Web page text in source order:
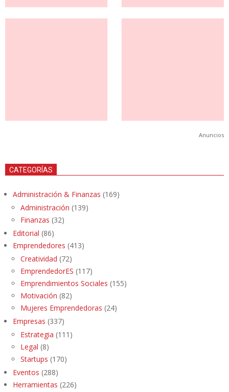
Anuncios
CATEGORÍAS
Administración & Finanzas (169)
Administración (139)
Finanzas (32)
Editorial (86)
Emprendedores (413)
Creatividad (72)
EmprendedorES (117)
Emprendimientos Sociales (155)
Motivación (82)
Mujeres Emprendedoras (24)
Empresas (337)
Estrategia (111)
Legal (8)
Startups (170)
Eventos (288)
Herramientas (226)